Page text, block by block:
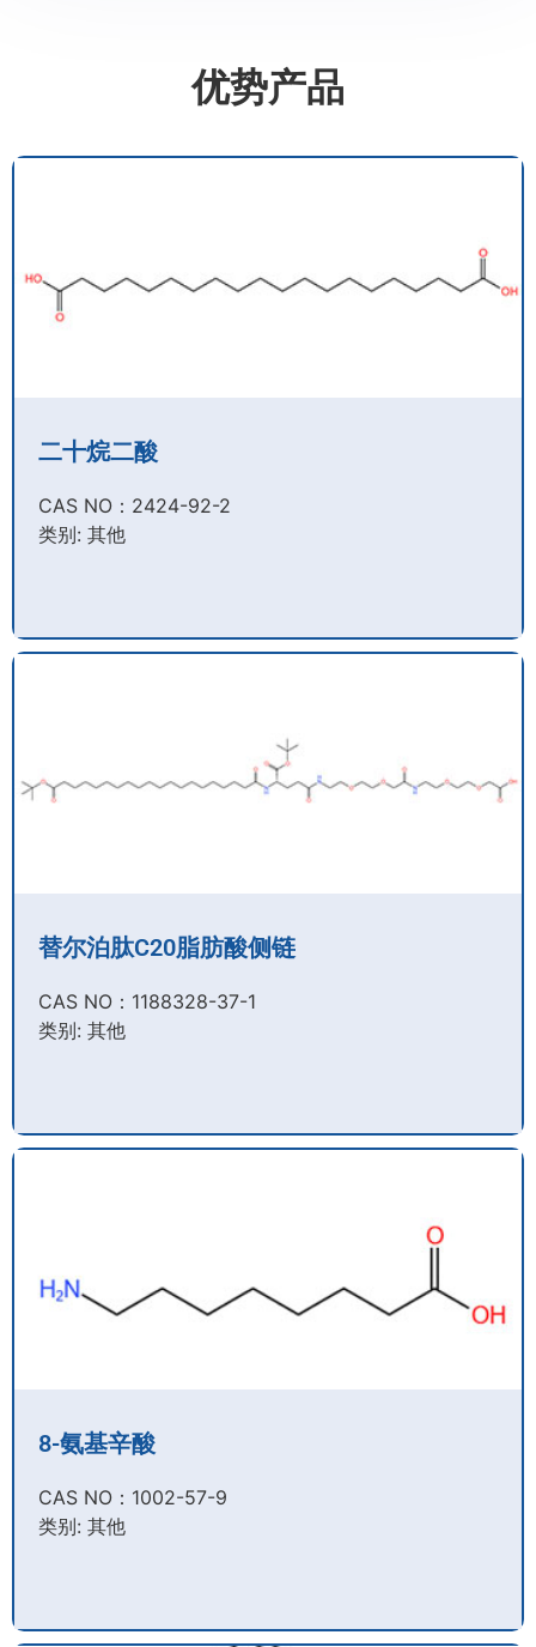
优势产品
二十烷二酸
CAS NO：2424-92-2​
类别: 其他
替尔泊肽C20脂肪酸侧链
CAS NO：1188328-37-1
类别: 其他
8-氨基辛酸
CAS NO：1002-57-9​
类别: 其他